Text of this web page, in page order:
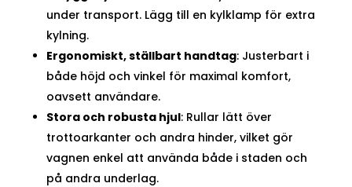
under transport. Lägg till en kylklamp för extra
kylning.
Ergonomiskt, ställbart handtag: Justerbart i
både höjd och vinkel för maximal komfort,
oavsett användare.
Stora och robusta hjul: Rullar lätt över
trottoarkanter och andra hinder, vilket gör
vagnen enkel att använda både i staden och
på andra underlag.